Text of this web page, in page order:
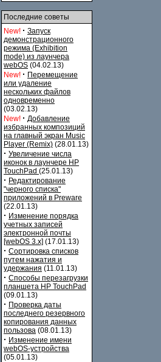
Последние советы
New! · Запуск
демонстрационного
режима (Exhibition
mode) из лаунчера
webOS (04.02.13)
New! · Перемещение
или удаление
нескольких файлов
одновременно
(03.02.13)
New! · Добавление
избранных композиций
на главный экран Music
Player (Remix) (28.01.13)
· Увеличение числа
иконок в лаунчере HP
TouchPad (25.01.13)
· Редактирование
"черного списка"
приложений в Preware
(22.01.13)
· Изменение порядка
учетных записей
электронной почты
[webOS 3.x] (17.01.13)
· Сортировка списков
путем нажатия и
удержания (11.01.13)
· Способы перезагрузки
планшета HP TouchPad
(09.01.13)
· Проверка даты
последнего резервного
копирования данных
пользова (08.01.13)
· Изменение имени
webOS-устройства
(05.01.13)